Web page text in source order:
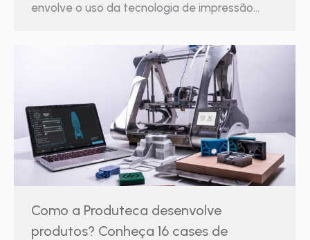
envolve o uso da tecnologia de impressão…
Como a Produteca desenvolve
produtos? Conheça 16 cases de